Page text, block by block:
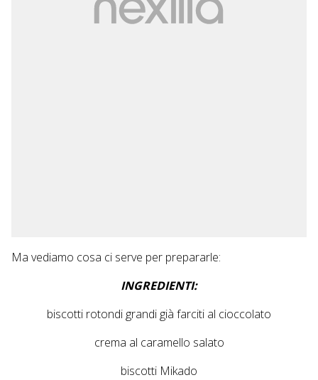
Ma vediamo cosa ci serve per prepararle:
INGREDIENTI:
biscotti rotondi grandi già farciti al cioccolato
crema al caramello salato
biscotti Mikado